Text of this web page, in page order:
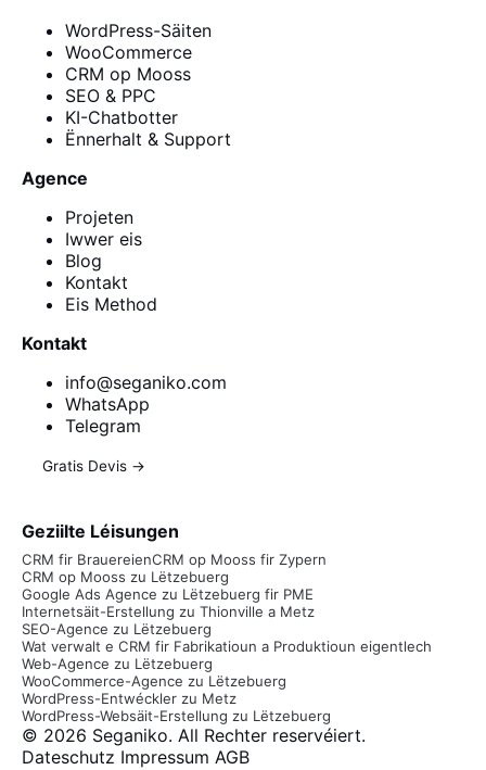
WordPress-Säiten
WooCommerce
CRM op Mooss
SEO & PPC
KI-Chatbotter
Ënnerhalt & Support
Agence
Projeten
Iwwer eis
Blog
Kontakt
Eis Method
Kontakt
info@seganiko.com
WhatsApp
Telegram
Gratis Devis →
Geziilte Léisungen
CRM fir BrauereienCRM op Mooss fir Zypern
CRM op Mooss zu Lëtzebuerg
Google Ads Agence zu Lëtzebuerg fir PME
Internetsäit-Erstellung zu Thionville a Metz
SEO-Agence zu Lëtzebuerg
Wat verwalt e CRM fir Fabrikatioun a Produktioun eigentlech
Web-Agence zu Lëtzebuerg
WooCommerce-Agence zu Lëtzebuerg
WordPress-Entwéckler zu Metz
WordPress-Websäit-Erstellung zu Lëtzebuerg
© 2026 Seganiko. All Rechter reservéiert.
Dateschutz Impressum AGB